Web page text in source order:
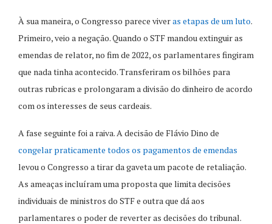
À sua maneira, o Congresso parece viveras etapas de um luto.
Primeiro, veio a negação. Quando o STF mandou extinguir as
emendas de relator, no fim de 2022, os parlamentares fingiram
que nada tinha acontecido. Transferiram os bilhões para
outras rubricas e prolongaram a divisão do dinheiro de acordo
com os interesses de seus cardeais.
A fase seguinte foi a raiva. A decisão de Flávio Dino de
congelar praticamente todos os pagamentos de emendas
levou o Congresso a tirar da gaveta um pacote de retaliação.
As ameaças incluíram uma proposta que limita decisões
individuais de ministros do STF e outra que dá aos
parlamentares o poder de reverter as decisões do tribunal.